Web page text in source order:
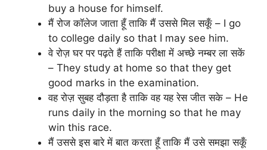
buy a house for himself.
मैं रोज कॉलेज जाता हूँ ताकि मैं उससे मिल सकूँ – I go
to college daily so that I may see him.
वे रोज़ घर पर पढ़ते हैं ताकि परीक्षा में अच्छे नम्बर ला सकें
– They study at home so that they get
good marks in the examination.
वह रोज़ सुबह दौड़ता है ताकि वह यह रेस जीत सके – He
runs daily in the morning so that he may
win this race.
मैं उससे इस बारे में बात करता हूँ ताकि मैं उसे समझा सकूँ